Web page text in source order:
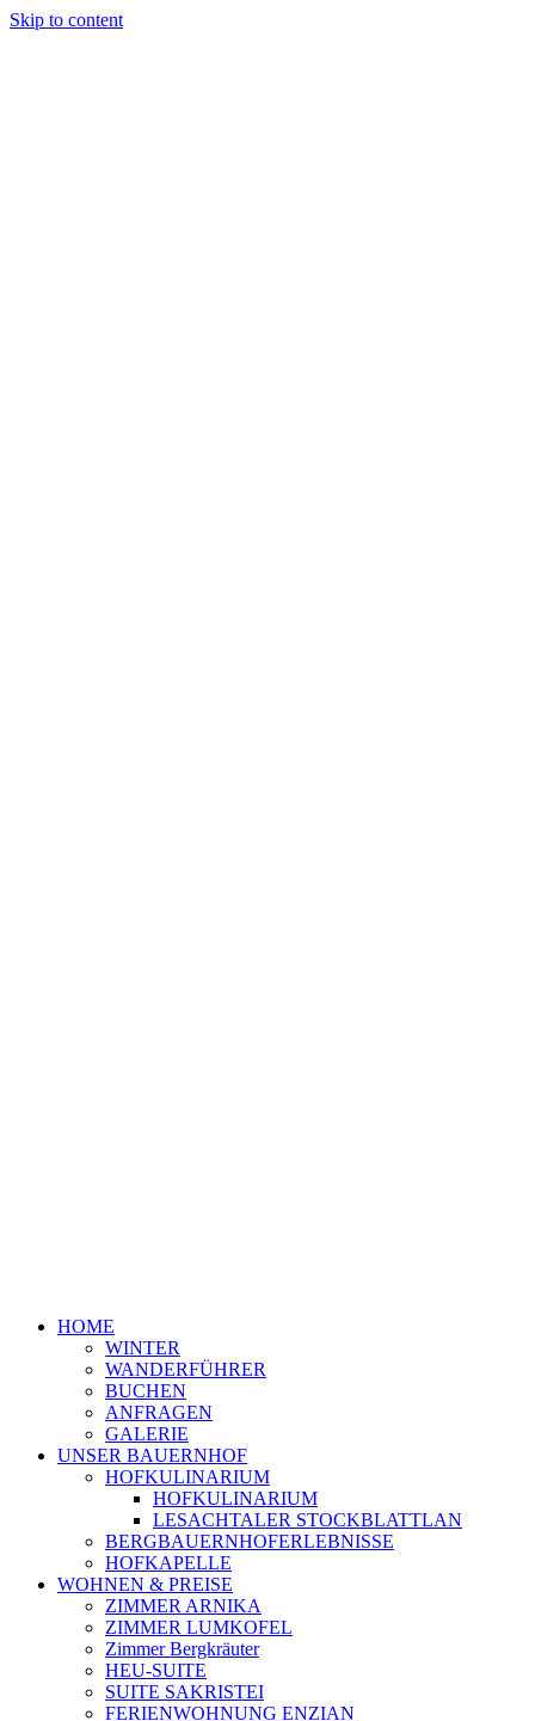
Skip to content
HOME
WINTER
WANDERFÜHRER
BUCHEN
ANFRAGEN
GALERIE
UNSER BAUERNHOF
HOFKULINARIUM
HOFKULINARIUM
LESACHTALER STOCKBLATTLAN
BERGBAUERNHOFERLEBNISSE
HOFKAPELLE
WOHNEN & PREISE
ZIMMER ARNIKA
ZIMMER LUMKOFEL
Zimmer Bergkräuter
HEU-SUITE
SUITE SAKRISTEI
FERIENWOHNUNG ENZIAN